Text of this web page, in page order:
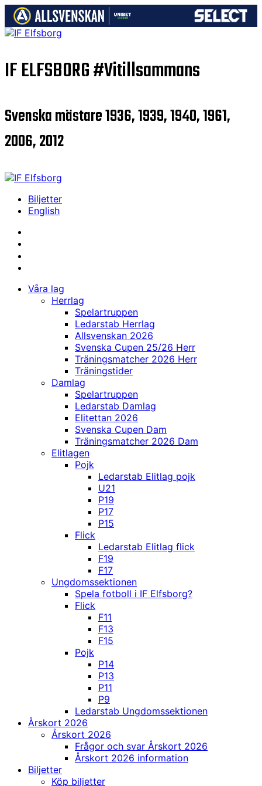
IF ELFSBORG#Vitillsammans
Svenska mästare 1936, 1939, 1940, 1961,
2006, 2012
Biljetter
English
Våra lag
Herrlag
Spelartruppen
Ledarstab Herrlag
Allsvenskan 2026
Svenska Cupen 25/26 Herr
Träningsmatcher 2026 Herr
Träningstider
Damlag
Spelartruppen
Ledarstab Damlag
Elitettan 2026
Svenska Cupen Dam
Träningsmatcher 2026 Dam
Elitlagen
Pojk
Ledarstab Elitlag pojk
U21
P19
P17
P15
Flick
Ledarstab Elitlag flick
F19
F17
Ungdomssektionen
Spela fotboll i IF Elfsborg?
Flick
F11
F13
F15
Pojk
P14
P13
P11
P9
Ledarstab Ungdomssektionen
Årskort 2026
Årskort 2026
Frågor och svar Årskort 2026
Årskort 2026 information
Biljetter
Köp biljetter